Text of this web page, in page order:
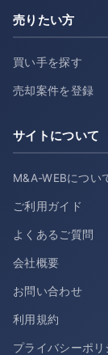
売りたい方
買い手を探す
売却案件を登録
サイトについて
M&A-WEBについ
ご利用ガイド
よくあるご質問
会社概要
お問い合わせ
利用規約
プライバシーポリ